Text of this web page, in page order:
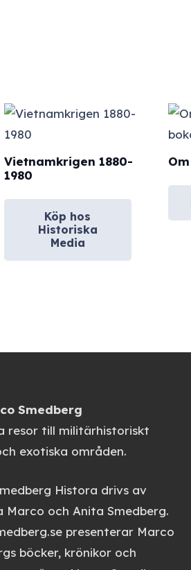
Vietnamkrigen 1880-
1980
Köp hos
Historiska
Media
Smedberg
resor till militärhistoriskt
exotiska områden.
Histora drivs av
Marco och Anita Smedberg.
presenterar Marco
böcker, krönikor och